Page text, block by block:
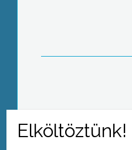
március elsejétől
kis- és